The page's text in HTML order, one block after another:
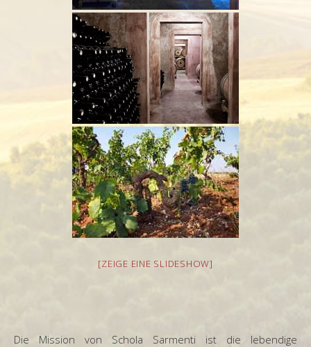
[ZEIGE EINE SLIDESHOW]
Die Mission von Schola Sarmenti ist die lebendige